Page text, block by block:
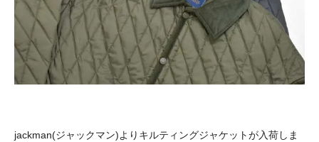
jackman(ジャックマン)よりキルティングジャケットが入荷しま